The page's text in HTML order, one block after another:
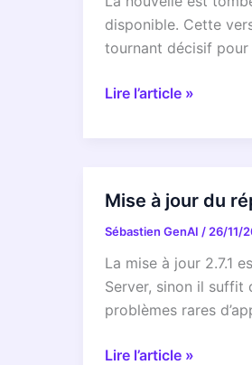
de
votre
ENFIN
Faut-
il
redémarrer
d’urgence
disponible. Cette
tournant décisif
RÉVÉLATION
cachait
un
secret
!
La
à
Lire l’article »
Mise à jour du
Sébastien GenAI / 26/11/
La mise à jour 2.7.1
Server, sinon il suffit
problèmes rares
Mise
Lire l’article »